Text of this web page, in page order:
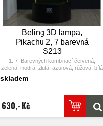
Beling 3D lampa,
Pikachu 2, 7 barevná
S213
1: 7- Barevných kombinací červená,
zelená, modrá, žlutá, azurová, růžová, bílá
rozsvítí jedna barva, stisknutím tlačítka se
další barva.
3: Automaticky režim změny barvy.
Stiskněte dotykové tlačítko na poslední
skladem
630,- Kč